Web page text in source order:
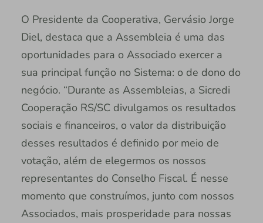
O Presidente da Cooperativa, Gervásio Jorge
Diel, destaca que a Assembleia é uma das
oportunidades para o Associado exercer a
sua principal função no Sistema: o de dono do
negócio. “Durante as Assembleias, a Sicredi
Cooperação RS/SC divulgamos os resultados
sociais e financeiros, o valor da distribuição
desses resultados é definido por meio de
votação, além de elegermos os nossos
representantes do Conselho Fiscal. É nesse
momento que construímos, junto com nossos
Associados, mais prosperidade para nossas